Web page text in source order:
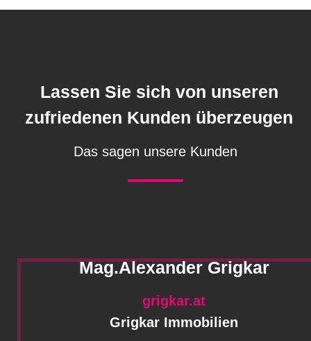
Lassen Sie sich von unseren
zufriedenen Kunden überzeugen
Das sagen unsere Kunden
Mag.Alexander Grigkar
grigkar.at
Grigkar Immobilien